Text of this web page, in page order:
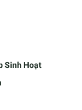
Sinh Hoạt